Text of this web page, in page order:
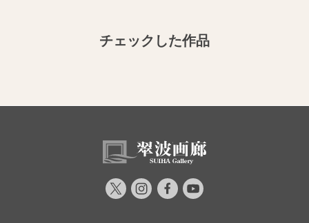
チェックした作品